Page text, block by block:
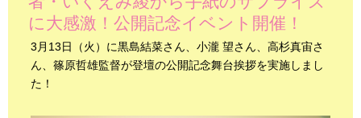
に大感激！公開記念イベント開催！
3月13日（火）に黒島結菜さん、小瀧 望さん、高杉真宙さ
ん、篠原哲雄監督が登壇の公開記念舞台挨拶を実施しまし
た！